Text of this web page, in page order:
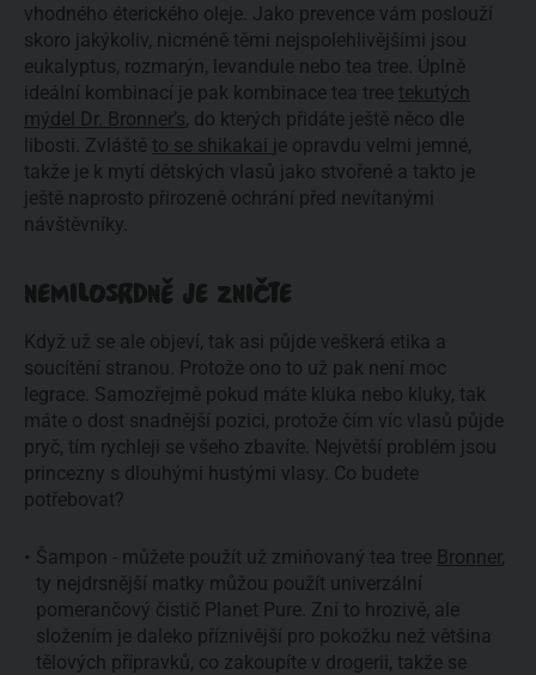
vhodného éterického oleje. Jako prevence vám poslouží
skoro jakýkoliv, nicméně těmi nejspolehlivějšími jsou
eukalyptus, rozmarýn, levandule nebo tea tree. Úplně
ideální kombinací je pak kombinace tea tree tekutých
mýdel Dr. Bronner’s, do kterých přidáte ještě něco dle
libosti. Zvláště to se shikakai je opravdu velmi jemné,
takže je k mytí dětských vlasů jako stvořené a takto je
ještě naprosto přirozeně ochrání před nevítanými
návštěvníky.
NEMILOSRDNĚ JE ZNIČTE
Když už se ale objeví, tak asi půjde veškerá etika a
soucítění stranou. Protože ono to už pak není moc
legrace. Samozřejmě pokud máte kluka nebo kluky, tak
máte o dost snadnější pozici, protože čím víc vlasů půjde
pryč, tím rychleji se všeho zbavíte. Největší problém jsou
princezny s dlouhými hustými vlasy. Co budete
potřebovat?
Šampon - můžete použít už zmiňovaný tea tree Bronner,
ty nejdrsnější matky můžou použít univerzální
pomerančový čistič Planet Pure. Zní to hrozivě, ale
složením je daleko příznivější pro pokožku než většina
tělových přípravků, co zakoupíte v drogerii, takže se